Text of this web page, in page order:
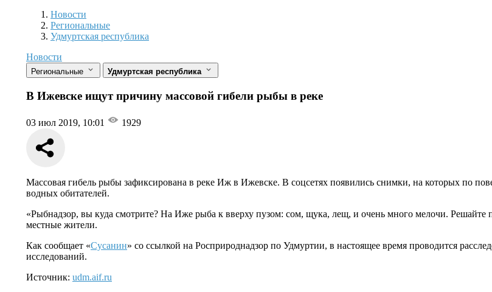
Новости
Разделы
Новости
Региональные
Удмуртская республика
Новости
Региональные Удмуртская республика
В Ижевске ищут причину массовой гибели рыбы в реке
03 июл 2019, 10:01 1929
Массовая гибель рыбы зафиксирована в реке Иж в Ижевске. В соцсетях появились снимки, на которых по
водных обитателей.
«Рыбнадзор, вы куда смотрите? На Иже рыба к вверху пузом: сом, щука, лещ, и очень много мелочи. Решайте
местные жители.
Как сообщает «Сусанин» со ссылкой на Росприроднадзор по Удмуртии, в настоящее время проводится
исследований.
Источник: udm.aif.ru